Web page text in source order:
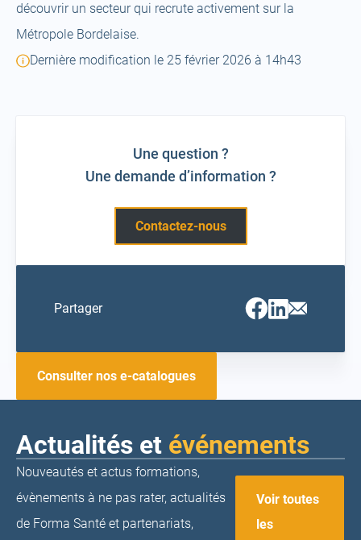
découvrir un secteur qui recrute activement sur la
Métropole Bordelaise.
Dernière modification le 25 février 2026 à 14h43
Une question ?
Une demande d’information ?
Contactez-nous
Partager
Facebook
(ouvrir
nouvel
Linkedin
(ouvrir
nouvel
Email
(ouvrir
nouvel
Consulter nos e-catalogues
Actualités et événements
Nouveautés et actus formations,
évènements à ne pas rater, actualités
de Forma Santé et partenariats,
Voir toutes
les